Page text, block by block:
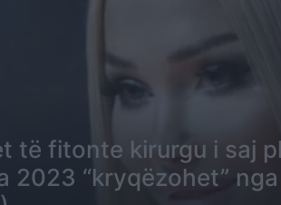
të fitonte kirurgu i saj
2023 “kryqëzohet”